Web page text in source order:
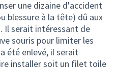
une dizaine d'accident
blessure à la tête) dû aux
Il serait intéressant de
souris pour limiter les
été enlevé, il serait
installer soit un filet toile